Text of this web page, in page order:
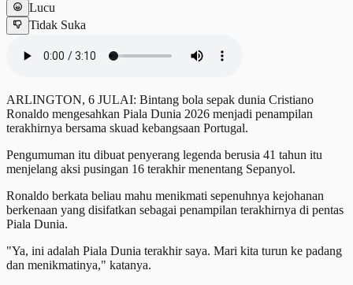
Lucu
Tidak Suka
ARLINGTON, 6 JULAI: Bintang bola sepak dunia Cristiano
Ronaldo mengesahkan Piala Dunia 2026 menjadi penampilan
terakhirnya bersama skuad kebangsaan Portugal.
Pengumuman itu dibuat penyerang legenda berusia 41 tahun itu
menjelang aksi pusingan 16 terakhir menentang Sepanyol.
Ronaldo berkata beliau mahu menikmati sepenuhnya kejohanan
berkenaan yang disifatkan sebagai penampilan terakhirnya di pentas
Piala Dunia.
"Ya, ini adalah Piala Dunia terakhir saya. Mari kita turun ke padang
dan menikmatinya," katanya.